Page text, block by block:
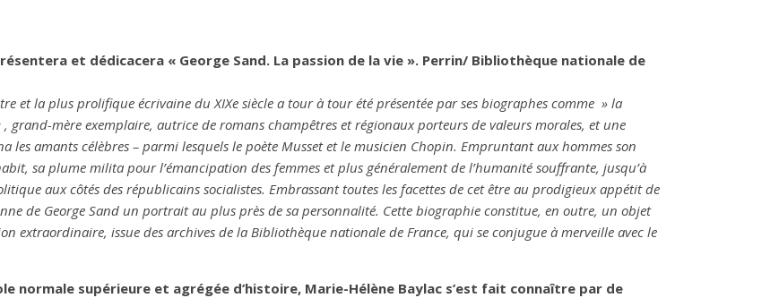
et dédicacera « George Sand. La passion de la vie ». Perrin/ Bibliothèque nationale de
et la plus prolifique écrivaine du XIXe siècle a tour à tour été présentée par ses biographes comme » la
grand-mère exemplaire, autrice de romans champêtres et régionaux porteurs de valeurs morales, et une
les amants célèbres – parmi lesquels le poète Musset et le musicien Chopin. Empruntant aux hommes son
sa plume milita pour l’émancipation des femmes et plus généralement de l’humanité souffrante, jusqu’à
aux côtés des républicains socialistes. Embrassant toutes les facettes de cet être au prodigieux appétit de
de George Sand un portrait au plus près de sa personnalité. Cette biographie constitue, en outre, un objet
extraordinaire, issue des archives de la Bibliothèque nationale de France, qui se conjugue à merveille avec le
normale supérieure et agrégée d’histoire, Marie-Hélène Baylac s’est fait connaître par de